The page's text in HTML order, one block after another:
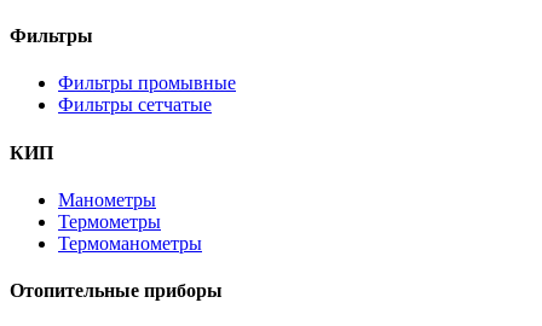
Фильтры
Фильтры промывные
Фильтры сетчатые
КИП
Манометры
Термометры
Термоманометры
Отопительные приборы